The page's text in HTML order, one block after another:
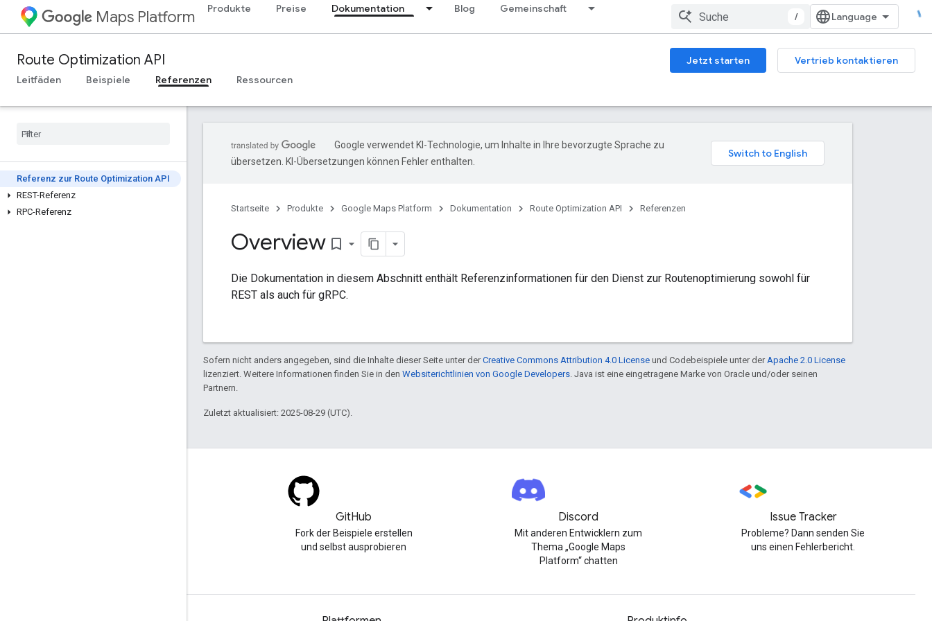
Maps Platform Produkte Preise Dokumentation Blog Gemeinschaft
/
Route Optimization API Jetzt starten
Vertrieb kontaktieren
Leitfäden
Beispiele Referenzen Ressourcen
Referenz zur Route Optimization API
REST-Referenz
RPC-Referenz
Google verwendet KI-Technologie, um Inhalte in Ihre bevorzugte Sprache zu
übersetzen. KI-Übersetzungen können Fehler enthalten.
Startseite Produkte Google Maps Platform Dokumentation Route Optimization API Referenzen
Overview bookmark_border
Die Dokumentation in diesem Abschnitt enthält Referenzinformationen für den Dienst zur Routenoptimierung sowohl für
REST als auch für gRPC.
Sofern nicht anders angegeben, sind die Inhalte dieser Seite unter derCreative Commons Attribution 4.0 License und Codebeispiele unter der Apache 2.0 License
lizenziert. Weitere Informationen finden Sie in den Websiterichtlinien von Google Developers . Java ist eine eingetragene Marke von Oracle und/oder seinen
Partnern.
Zuletzt aktualisiert: 2025-08-29 (UTC).
GitHub
Fork der Beispiele erstellen
und selbst ausprobieren
Discord
Mit anderen Entwicklern zum
Thema „Google Maps
Platform“ chatten
Issue Tracker
Probleme? Dann senden Sie
uns einen Fehlerbericht.